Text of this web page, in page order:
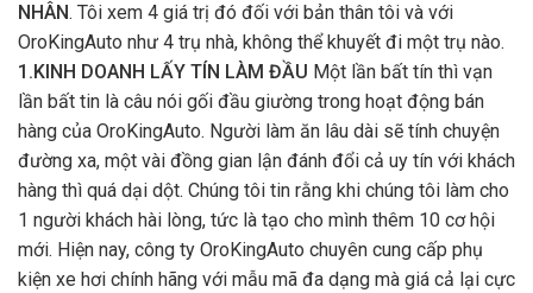
NHÂN. Tôi xem 4 giá trị đó đối với bản thân tôi và với
OroKingAuto như 4 trụ nhà, không thể khuyết đi một trụ nào.
1.KINH DOANH LẤY TÍN LÀM ĐẦU Một lần bất tín thì vạn
lần bất tin là câu nói gối đầu giường trong hoạt động bán
hàng của OroKingAuto. Người làm ăn lâu dài sẽ tính chuyện
đường xa, một vài đồng gian lận đánh đổi cả uy tín với khách
hàng thì quá dại dột. Chúng tôi tin rằng khi chúng tôi làm cho
1 người khách hài lòng, tức là tạo cho mình thêm 10 cơ hội
mới. Hiện nay, công ty OroKingAuto chuyên cung cấp phụ
kiện xe hơi chính hãng với mẫu mã đa dạng mà giá cả lại cực